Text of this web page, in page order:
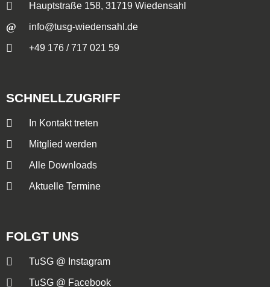
Hauptstraße 158, 31719 Wiedensahl
info@tusg-wiedensahl.de
+49 176 / 717 021 59
SCHNELLZUGRIFF
In Kontakt treten
Mitglied werden
Alle Downloads
Aktuelle Termine
FOLGT UNS
TuSG @ Instagram
TuSG @ Facebook